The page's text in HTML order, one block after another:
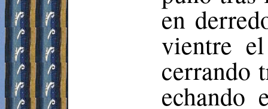
en
vientre
cerrando
echando